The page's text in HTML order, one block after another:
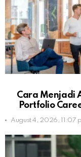
Cara Menjadi
Portfolio
August 4, 2026, 11:07